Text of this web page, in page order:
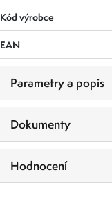
Kód výrobce
EAN
Parametry a popis
Dokumenty
Hodnocení